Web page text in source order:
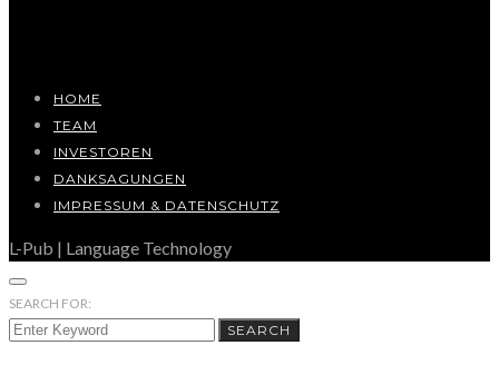
HOME
TEAM
INVESTOREN
DANKSAGUNGEN
IMPRESSUM & DATENSCHUTZ
L-Pub | Language Technology
SEARCH FOR:
SEARCH